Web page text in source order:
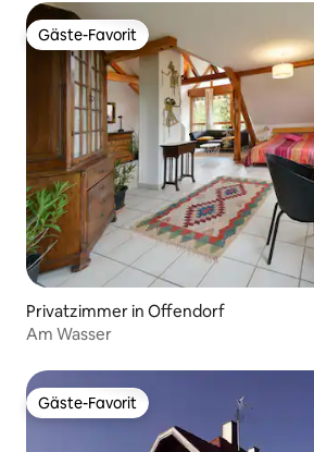
Gäste-Favorit
Gäste-Favorit
Privatzimmer in Offendorf
Am Wasser
Gäste-Favorit
Gäste-Favorit